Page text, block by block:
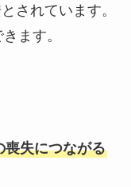
されています。
ます。
喪失につながる